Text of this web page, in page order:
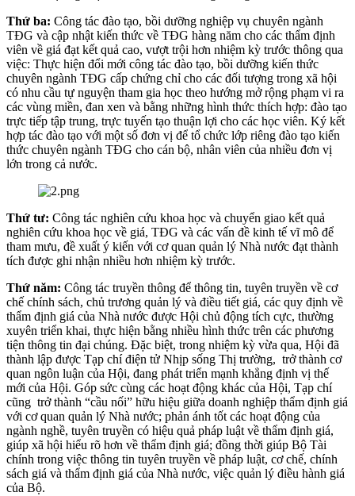
Thứ ba: Công tác đào tạo, bồi dưỡng nghiệp vụ chuyên ngành
TĐG và cập nhật kiến thức về TĐG hàng năm cho các thẩm định
viên về giá đạt kết quả cao, vượt trội hơn nhiệm kỳ trước thông qua
việc: Thực hiện đổi mới công tác đào tạo, bồi dưỡng kiến thức
chuyên ngành TĐG cấp chứng chỉ cho các đối tượng trong xã hội
có nhu cầu tự nguyện tham gia học theo hướng mở rộng phạm vi ra
các vùng miền, đan xen và bằng những hình thức thích hợp: đào tạo
trực tiếp tập trung, trực tuyến tạo thuận lợi cho các học viên. Ký kết
hợp tác đào tạo với một số đơn vị để tổ chức lớp riêng đào tạo kiến
thức chuyên ngành TĐG cho cán bộ, nhân viên của nhiều đơn vị
lớn trong cả nước.
Thứ tư: Công tác nghiên cứu khoa học và chuyển giao kết quả
nghiên cứu khoa học về giá, TĐG và các vấn đề kinh tế vĩ mô để
tham mưu, đề xuất ý kiến với cơ quan quản lý Nhà nước đạt thành
tích được ghi nhận nhiều hơn nhiệm kỳ trước.
Thứ năm: Công tác truyền thông để thông tin, tuyên truyền về cơ
chế chính sách, chủ trương quản lý và điều tiết giá, các quy định về
thẩm định giá của Nhà nước được Hội chủ động tích cực, thường
xuyên triển khai, thực hiện bằng nhiều hình thức trên các phương
tiện thông tin đại chúng. Đặc biệt, trong nhiệm kỳ vừa qua, Hội đã
thành lập được Tạp chí điện tử Nhịp sống Thị trường, trở thành cơ
quan ngôn luận của Hội, đang phát triển mạnh khẳng định vị thế
mới của Hội. Góp sức cùng các hoạt động khác của Hội, Tạp chí
cũng trở thành “cầu nối” hữu hiệu giữa doanh nghiệp thẩm định giá
với cơ quan quản lý Nhà nước; phản ánh tốt các hoạt động của
ngành nghề, tuyên truyền có hiệu quả pháp luật về thẩm định giá,
giúp xã hội hiểu rõ hơn về thẩm định giá; đồng thời giúp Bộ Tài
chính trong việc thông tin tuyên truyền về pháp luật, cơ chế, chính
sách giá và thẩm định giá của Nhà nước, việc quản lý điều hành giá
của Bộ.